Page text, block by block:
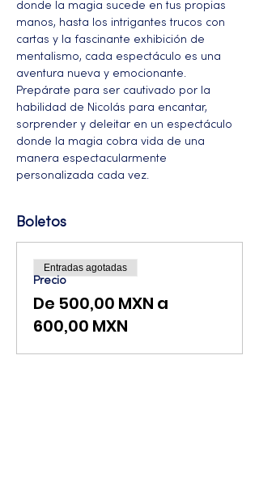
donde la magia sucede en tus propias
manos, hasta los intrigantes trucos con
cartas y la fascinante exhibición de
mentalismo, cada espectáculo es una
aventura nueva y emocionante.
Prepárate para ser cautivado por la
habilidad de Nicolás para encantar,
sorprender y deleitar en un espectáculo
donde la magia cobra vida de una
manera espectacularmente
personalizada cada vez.
Boletos
Precio
De 500,00 MXN a
600,00 MXN
Entradas agotadas